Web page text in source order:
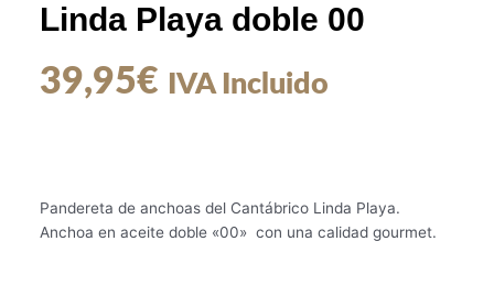
Linda Playa doble 00
39,95€ IVA Incluido
Pandereta de anchoas del Cantábrico Linda Playa.
Anchoa en aceite doble «00» con una calidad gourmet.